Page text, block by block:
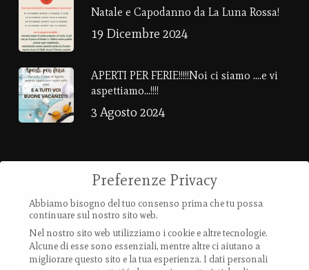
Natale e Capodanno da La Luna Rossa!
19 Dicembre 2024
APERTI PER FERIE!!!!!Noi ci siamo ….e vi
aspettiamo…!!!!
3 Agosto 2024
Via Provanone 4907 (30,71 km)
40017 Palata Pepoli,
Emilia-Romagna, Italy
Preferenze Privacy
Abbiamo bisogno del tuo consenso prima che tu possa
continuare sul nostro sito web.
Nel nostro sito web utilizziamo i cookie e altre tecnologie.
Alcune di esse sono essenziali, mentre altre ci aiutano a
migliorare questo sito e la tua esperienza. I dati personali